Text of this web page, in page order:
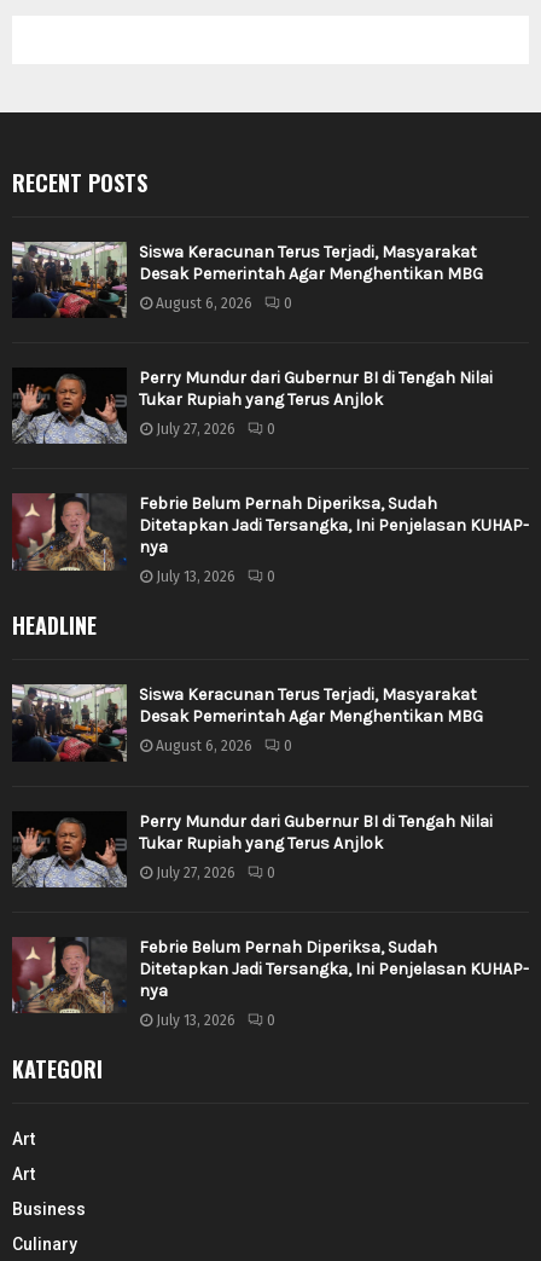
RECENT POSTS
Siswa Keracunan Terus Terjadi, Masyarakat
Desak Pemerintah Agar Menghentikan MBG
August 6, 2026 0
Perry Mundur dari Gubernur BI di Tengah Nilai
Tukar Rupiah yang Terus Anjlok
July 27, 2026 0
Febrie Belum Pernah Diperiksa, Sudah
Ditetapkan Jadi Tersangka, Ini Penjelasan KUHAP-
nya
July 13, 2026 0
HEADLINE
Siswa Keracunan Terus Terjadi, Masyarakat
Desak Pemerintah Agar Menghentikan MBG
August 6, 2026 0
Perry Mundur dari Gubernur BI di Tengah Nilai
Tukar Rupiah yang Terus Anjlok
July 27, 2026 0
Febrie Belum Pernah Diperiksa, Sudah
Ditetapkan Jadi Tersangka, Ini Penjelasan KUHAP-
nya
July 13, 2026 0
KATEGORI
Art
Art
Business
Culinary